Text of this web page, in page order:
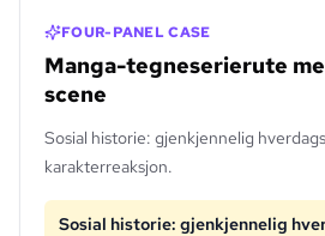
FOUR-PANEL CASE
Manga-tegneserierute
scene
Sosial historie: gjenkjennelig
karakterreaksjon.
Sosial historie: gjenkjennelig